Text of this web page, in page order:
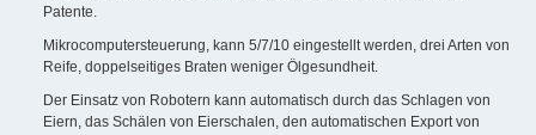
Patente.
Mikrocomputersteuerung, kann 5/7/10 eingestellt werden, drei Arten von
Reife, doppelseitiges Braten weniger Ölgesundheit.
Der Einsatz von Robotern kann automatisch durch das Schlagen von
Eiern, das Schälen von Eierschalen, den automatischen Export von